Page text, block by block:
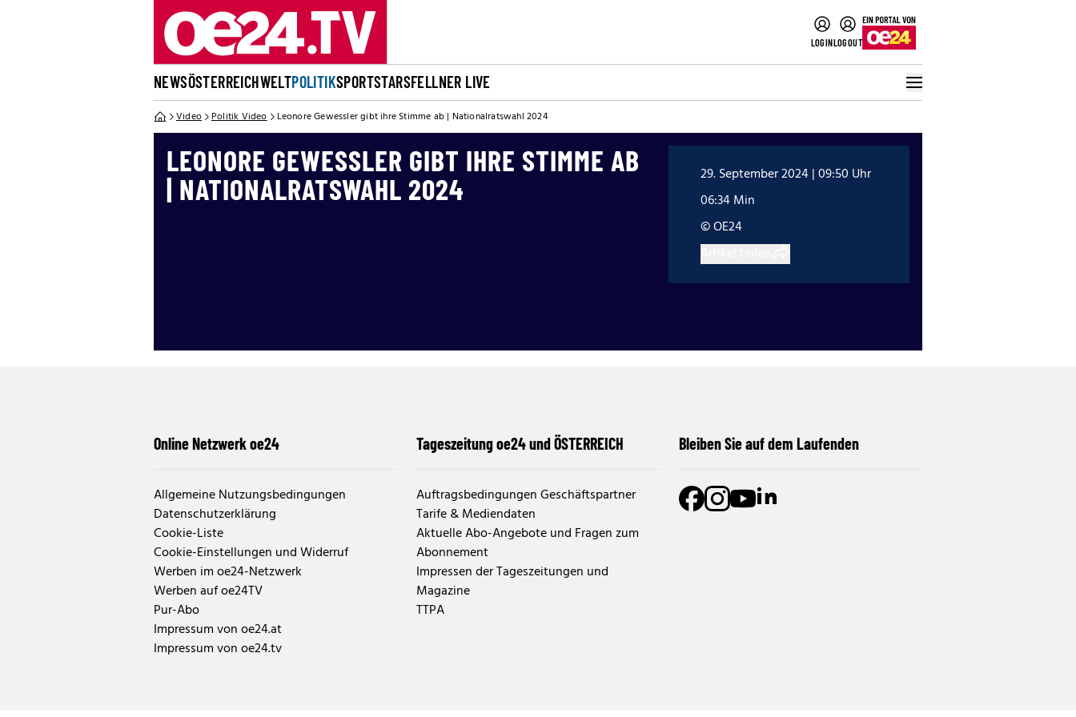
LOGINLOGOUT
NEWSÖSTERREICHWELTPOLITIKSPORTSTARSFELLNER LIVE
Video Politik Video Leonore Gewessler gibt ihre Stimme ab | Nationalratswahl 2024
LEONORE GEWESSLER GIBT IHRE STIMME AB
| NATIONALRATSWAHL 2024
29. September 2024 | 09:50 Uhr
06:34 Min
© OE24
Online Netzwerk oe24
Allgemeine Nutzungsbedingungen
Datenschutzerklärung
Cookie-Liste
Cookie-Einstellungen und Widerruf
Werben im oe24-Netzwerk
Werben auf oe24TV
Pur-Abo
Impressum von oe24.at
Impressum von oe24.tv
Tageszeitung oe24 und ÖSTERREICH
Auftragsbedingungen Geschäftspartner
Tarife & Mediendaten
Aktuelle Abo-Angebote und Fragen zum
Abonnement
Impressen der Tageszeitungen und
Magazine
TTPA
Bleiben Sie auf dem Laufenden